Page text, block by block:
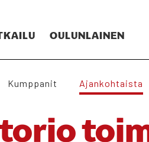
OULUN­LAI­NEN
Kump­pa­nit Ajan­koh­tais­ta